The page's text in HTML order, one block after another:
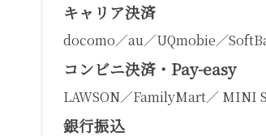
キャリア決済
docomo／au／UQmobie／
コンビニ決済・Pay-easy
LAWSON／FamilyMart／ MINI
銀行振込